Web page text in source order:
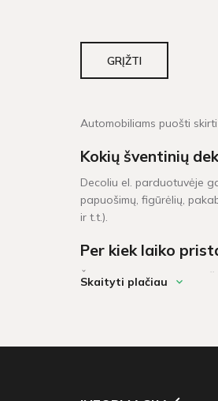
GRĮŽTI
Automobiliams puošti
Kokių šventinių
Decoliu el. parduotuvėje
papuošimų, figūrėlių,
ir t.t.).
Per kiek laiko
Šventinės dekoracijos
Skaityti plačiau